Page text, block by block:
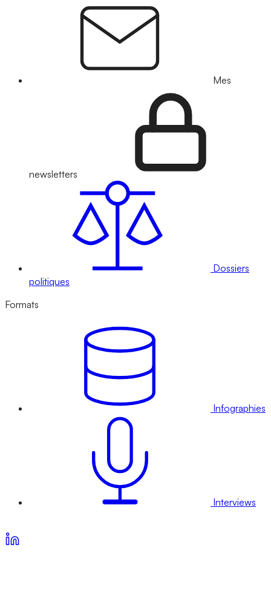
Mes
newsletters
Dossiers
politiques
Formats
Infographies
Interviews